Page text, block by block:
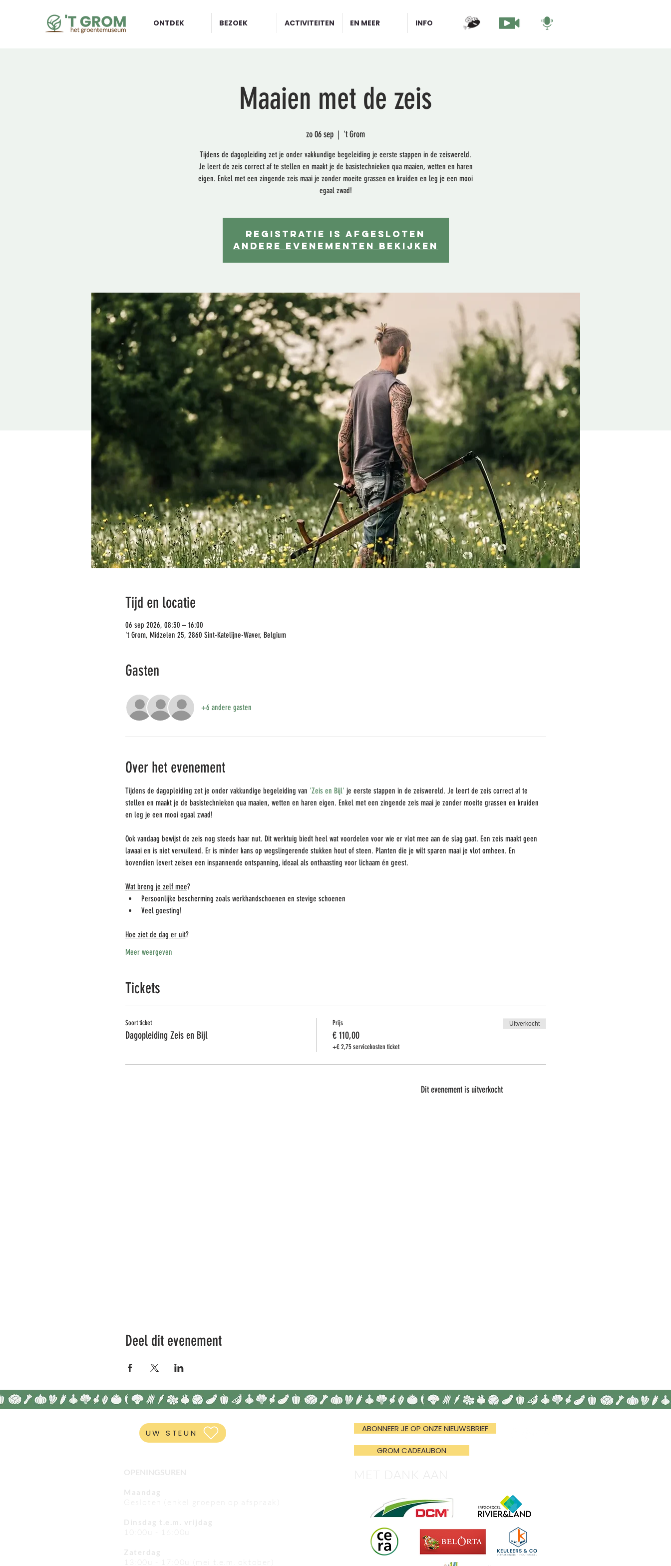
ONTDEK BEZOEK ACTIVITEITEN EN MEER INFO
Maaien met de zeis
zo 06 sep
  |
't Grom
Tijdens de dagopleiding zet je onder vakkundige begeleiding je eerste stappen in de zeiswereld.
Je leert de zeis correct af te stellen en maakt je de basistechnieken qua maaien, wetten en haren
eigen. Enkel met een zingende zeis maai je zonder moeite grassen en kruiden en leg je een mooi
egaal zwad!
Registratie is afgesloten
Andere evenementen bekijken
Tijd en locatie
06 sep 2026, 08:30 – 16:00
't Grom, Midzelen 25, 2860 Sint-Katelijne-Waver, Belgium
Gasten
+6 andere gasten
Over het evenement
Tijdens de dagopleiding zet je onder vakkundige begeleiding van 'Zeis en Bijl' je eerste stappen in de zeiswereld. Je leert de zeis correct af te
stellen en maakt je de basistechnieken qua maaien, wetten en haren eigen. Enkel met een zingende zeis maai je zonder moeite grassen en kruiden
en leg je een mooi egaal zwad!
Ook vandaag bewijst de zeis nog steeds haar nut. Dit werktuig biedt heel wat voordelen voor wie er vlot mee aan de slag gaat. Een zeis maakt geen
lawaai en is niet vervuilend. Er is minder kans op wegslingerende stukken hout of steen. Planten die je wilt sparen maai je vlot omheen. En
bovendien levert zeisen een inspannende ontspanning, ideaal als onthaasting voor lichaam én geest.
Wat breng je zelf mee?
Persoonlijke bescherming zoals werkhandschoenen en stevige schoenen
Veel goesting!
Hoe ziet de dag er uit?
Meer weergeven
Tickets
Soort ticket
Dagopleiding Zeis en Bijl
Prijs
€ 110,00
+€ 2,75 servicekosten ticket
Uitverkocht
Dit evenement is uitverkocht
Deel dit evenement
UW STEUN ABONNEER JE OP ONZE NIEUWSBRIEF
GROM CADEAUBON